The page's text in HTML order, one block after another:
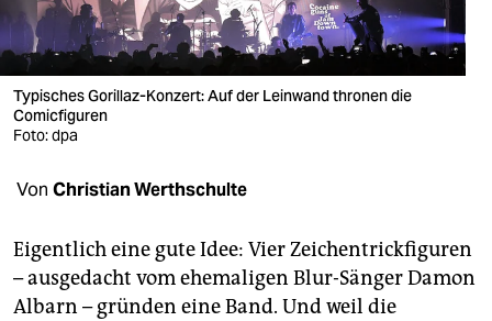
verlag
verlag
veranstaltungen
unterstützen
abo
Typisches Gorillaz-Konzert: Auf der Leinwand thronen die
Comicfiguren
Foto: dpa
Von Christian Werthschulte
Eigentlich eine gute Idee: Vier Zeichentrickfiguren
– ausgedacht vom ehemaligen Blur-Sänger Damon
Albarn – gründen eine Band. Und weil die